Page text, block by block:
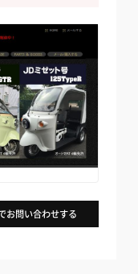
お問い合わせする